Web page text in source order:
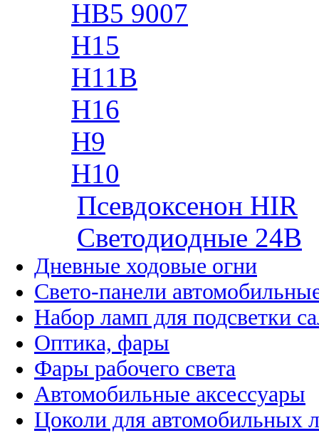
HB5 9007
H15
H11B
H16
H9
H10
Псевдоксенон HIR
Cветодиодные 24B
Дневные ходовые огни
Свето-панели
Набор ламп для подсветки
Оптика, фары
Фары рабочего света
Автомобильные аксессуары
Цоколи для автомобильных